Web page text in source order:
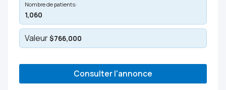
Nombre de patients:
1,060
Valeur$766,000
Consulter l'annonce